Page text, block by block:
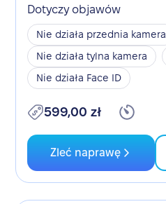
Dotyczy objawów
Nie działa przednia kamera
Nie działa tylna kamera
Nie działa Face ID
599,00 zł
Zleć naprawę